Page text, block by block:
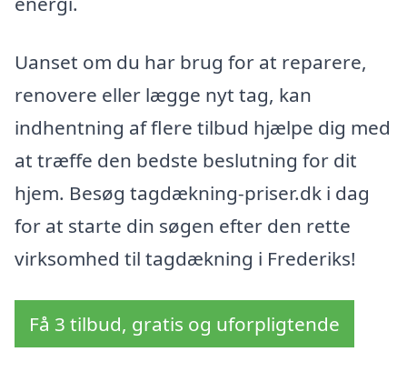
Uanset om du har brug for at reparere,
renovere eller lægge nyt tag, kan
indhentning af flere tilbud hjælpe dig med
at træffe den bedste beslutning for dit
hjem. Besøg tagdækning-priser.dk i dag
for at starte din søgen efter den rette
virksomhed til tagdækning i Frederiks!
Få 3 tilbud, gratis og uforpligtende